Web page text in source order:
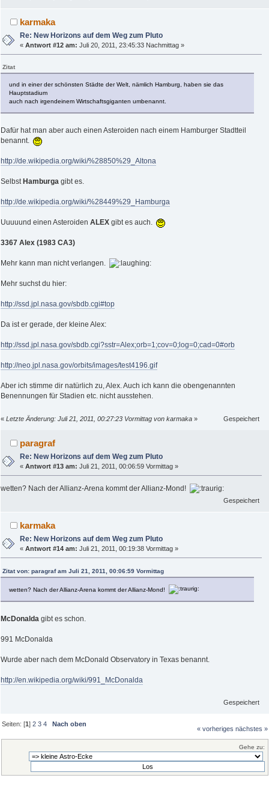
karmaka
Re: New Horizons auf dem Weg zum Pluto
«Antwort #12 am: Juli 20, 2011, 23:45:33 Nachmittag »
Zitat
und in einer der schönsten Städte der Welt, nämlich Hamburg, haben sie das
Hauptstadium
auch nach irgendeinem Wirtschaftsgiganten umbenannt.
Dafür hat man aber auch einen Asteroiden nach einem Hamburger Stadtteil
benannt.
http://de.wikipedia.org/wiki/%28850%29_Altona
Selbst Hamburga gibt es.
http://de.wikipedia.org/wiki/%28449%29_Hamburga
Uuuuund einen Asteroiden ALEX gibt es auch.
3367 Alex (1983 CA3)
Mehr kann man nicht verlangen.
Mehr suchst du hier:
http://ssd.jpl.nasa.gov/sbdb.cgi#top
Da ist er gerade, der kleine Alex:
http://ssd.jpl.nasa.gov/sbdb.cgi?sstr=Alex;orb=1;cov=0;log=0;cad=0#orb
http://neo.jpl.nasa.gov/orbits/images/test4196.gif
Aber ich stimme dir natürlich zu, Alex. Auch ich kann die obengenannten
Benennungen für Stadien etc. nicht ausstehen.
« Letzte Änderung: Juli 21, 2011, 00:27:23 Vormittag von karmaka » Gespeichert
paragraf
Re: New Horizons auf dem Weg zum Pluto
«Antwort #13 am: Juli 21, 2011, 00:06:59 Vormittag »
wetten? Nach der Allianz-Arena kommt der Allianz-Mond!
Gespeichert
karmaka
Re: New Horizons auf dem Weg zum Pluto
«Antwort #14 am: Juli 21, 2011, 00:19:38 Vormittag »
Zitat von: paragraf am Juli 21, 2011, 00:06:59 Vormittag
wetten? Nach der Allianz-Arena kommt der Allianz-Mond!
McDonalda gibt es schon.
991 McDonalda
Wurde aber nach dem McDonald Observatory in Texas benannt.
http://en.wikipedia.org/wiki/991_McDonalda
Gespeichert
Seiten: [1]2 3 4 Nach oben
« vorheriges nächstes »
Gehe zu: